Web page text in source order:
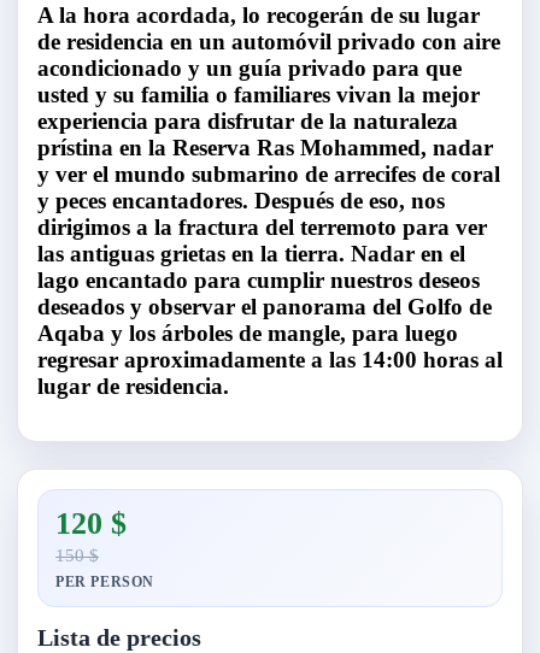
A la hora acordada, lo recogerán de su lugar
de residencia en un automóvil privado con aire
acondicionado y un guía privado para que
usted y su familia o familiares vivan la mejor
experiencia para disfrutar de la naturaleza
prístina en la Reserva Ras Mohammed, nadar
y ver el mundo submarino de arrecifes de coral
y peces encantadores. Después de eso, nos
dirigimos a la fractura del terremoto para ver
las antiguas grietas en la tierra. Nadar en el
lago encantado para cumplir nuestros deseos
deseados y observar el panorama del Golfo de
Aqaba y los árboles de mangle, para luego
regresar aproximadamente a las 14:00 horas al
lugar de residencia.
120 $
150 $
PER PERSON
Lista de precios